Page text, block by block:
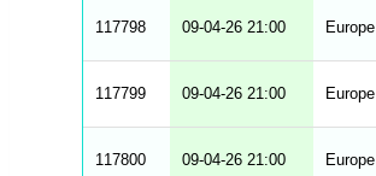
G
_
p
d
a
t
a
117798 09-04-26 21:00 Europe
117799 09-04-26 21:00 Europe
117800 09-04-26 21:00 Europe